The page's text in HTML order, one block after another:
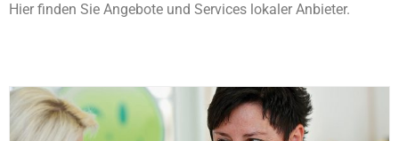
Hier finden Sie Angebote und Services lokaler Anbieter.